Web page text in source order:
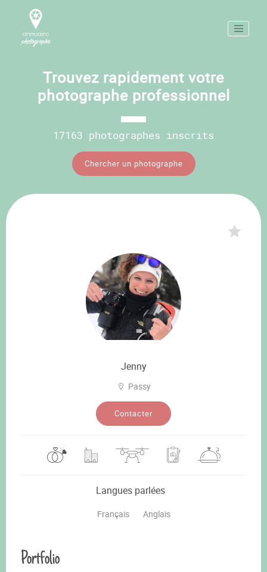
Trouvez rapidement votre
photographe professionnel
17163 photographes inscrits
Chercher un photographe
Jenny
Passy
Contacter
Langues parlées
Français Anglais
Portfolio